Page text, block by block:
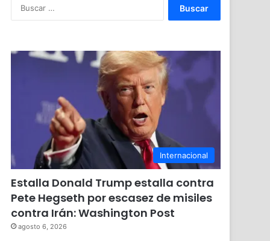
Internacional
Estalla Donald Trump estalla contra
Pete Hegseth por escasez de misiles
contra Irán: Washington Post
agosto 6, 2026